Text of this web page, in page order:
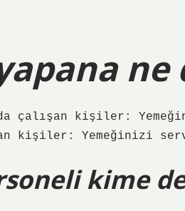
ne
çalışan kişiler:
kişiler: Yemeğinizi
kime